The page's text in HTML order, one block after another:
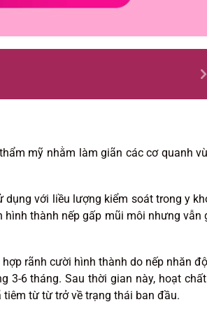
mỹ nhằm làm giãn các cơ quanh
với liều lượng kiểm soát trong y
hình thành nếp gấp mũi môi nhưng vẫn
rãnh cười hình thành do nếp nhăn
3-6 tháng. Sau thời gian này, hoạt
từ từ trở về trạng thái ban đầu.